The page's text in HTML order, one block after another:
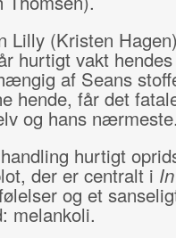
Lilly (Kristen
hurtigt vakt
af Seans
hende, får det
og hans
hurtigt
der er centralt i
og et
melankoli.